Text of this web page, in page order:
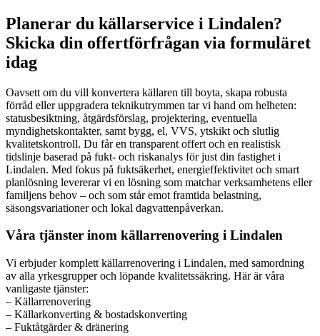
Planerar du källarservice i Lindalen?
Skicka din offertförfrågan via formuläret
idag
Oavsett om du vill konvertera källaren till boyta, skapa robusta
förråd eller uppgradera teknikutrymmen tar vi hand om helheten:
statusbesiktning, åtgärdsförslag, projektering, eventuella
myndighetskontakter, samt bygg, el, VVS, ytskikt och slutlig
kvalitetskontroll. Du får en transparent offert och en realistisk
tidslinje baserad på fukt- och riskanalys för just din fastighet i
Lindalen. Med fokus på fuktsäkerhet, energieffektivitet och smart
planlösning levererar vi en lösning som matchar verksamhetens eller
familjens behov – och som står emot framtida belastning,
säsongsvariationer och lokal dagvattenpåverkan.
Våra tjänster inom källarrenovering i Lindalen
Vi erbjuder komplett källarrenovering i Lindalen, med samordning
av alla yrkesgrupper och löpande kvalitetssäkring. Här är våra
vanligaste tjänster:
– Källarrenovering
– Källarkonverting & bostadskonverting
– Fuktåtgärder & dränering